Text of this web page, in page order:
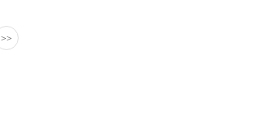
>> 마
지